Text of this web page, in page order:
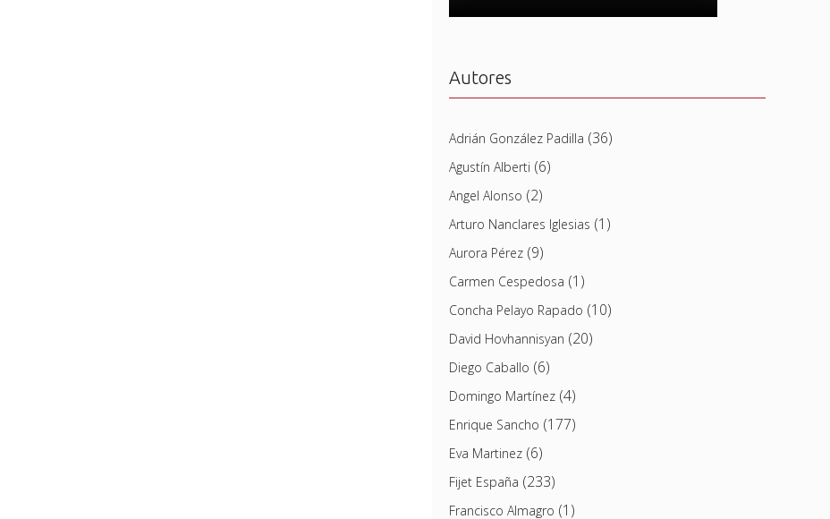
Autores
Adrián González Padilla (36)
Agustín Alberti (6)
Angel Alonso (2)
Arturo Nanclares Iglesias (1)
Aurora Pérez(9)
Carmen Cespedosa (1)
Concha Pelayo Rapado (10)
David Hovhannisyan (20)
Diego Caballo (6)
Domingo Martínez(4)
Enrique Sancho (177)
Eva Martinez(6)
Fijet España (233)
Francisco Almagro (1)